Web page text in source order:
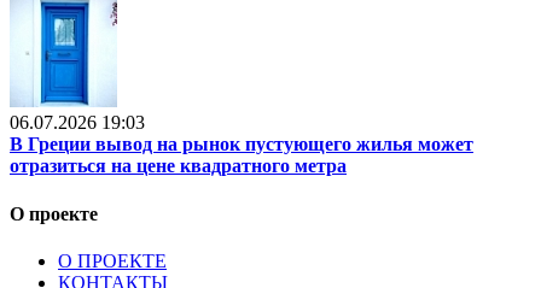
06.07.2026 19:03
В Греции вывод на рынок пустующего жилья может
отразиться на цене квадратного метра
О проекте
О ПРОЕКТЕ
КОНТАКТЫ